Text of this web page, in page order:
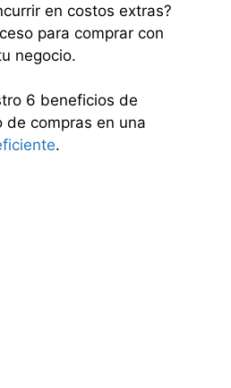
en costos extras?
para comprar con
negocio.
6 beneficios de
de compras en una
.